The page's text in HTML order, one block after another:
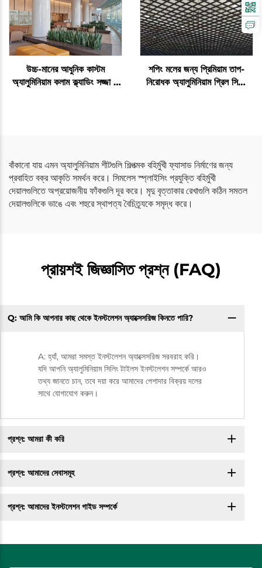
উচ্চ-মানের আধুনিক কাস্টম
অ্যালুমিনিয়াম কলাম ক্ল্যাডিং সজ্জা ও
শপিং মলের জন্য প্রিমিয়াম তাপ-
নিরোধক অ্যালুমিনিয়াম গ্রিল সিলিং
বাঁকানো যায় এমন অ্যালুমিনিয়াম শীটগুলি শিল্পত্মক বহির্মুখী ফ্যাসাড নির্মাণের জন্য
প্রবাহিত বক্র আকৃতি সমর্থন করে। সিমলেস স্প্লাইসিং প্রযুক্তি বহির্মুখী
দেয়ালগুলিতে অপ্রয়োজনীয় ফাঁকগুলি দূর করে। মৃদু বৃত্তাকার রেখাগুলি কঠিন সমতল
দেয়ালগুলিকে ভাঙে এবং শহুরে স্থাপত্য বৈচিত্র্যকে সমৃদ্ধ করে।
প্রায়শই জিজ্ঞাসিত প্রশ্ন (FAQ)
Q: আমি কি আপনার কাছ থেকে ইনস্টলেশন অ্যাক্সেসরিজ কিনতে পারি?
A: হ্যাঁ, আমরা সমস্ত ইনস্টলেশন অ্যাক্সেসরিজ সরবরাহ করি।
যদি আপনি অ্যালুমিনিয়াম সিলিং টাইলস ইনস্টলেশন সম্পর্কে আরও
তথ্য জানতে চান, তবে দয়া করে আমাদের পেশাদার বিক্রয় দলের
সাথে যোগাযোগ করুন।
প্রশ্ন: আমরা কী করি
প্রশ্ন: আমাদের সেবাসমূহ
প্রশ্ন: আমাদের ইনস্টলেশন গাইড সম্পর্কে